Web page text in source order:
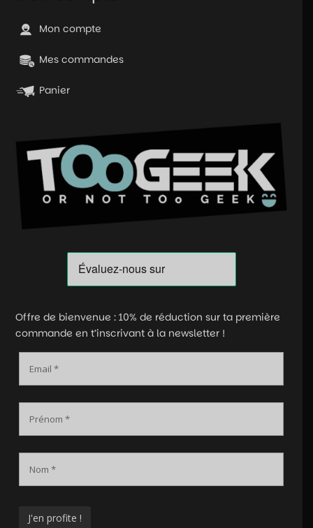
Mon compte
Mes commandes
Panier
Offre de bienvenue : 10% de réduction sur ta première
commande en t’inscrivant à la newsletter !